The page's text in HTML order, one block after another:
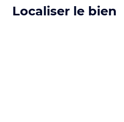
Localiser le bien